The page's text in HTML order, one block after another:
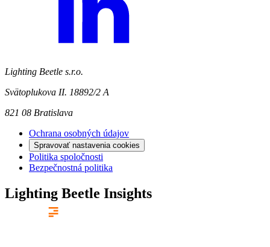
Lighting Beetle s.r.o.
Svätoplukova II. 18892/2 A
821 08 Bratislava
Ochrana osobných údajov
Spravovať nastavenia cookies
Politika spoločnosti
Bezpečnostná politika
Lighting Beetle Insights